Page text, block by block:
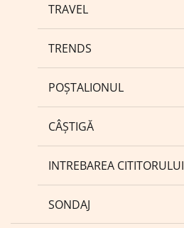
TRAVEL
TRENDS
POȘTALIONUL
CÂȘTIGĂ
INTREBAREA CITITORULUI
SONDAJ